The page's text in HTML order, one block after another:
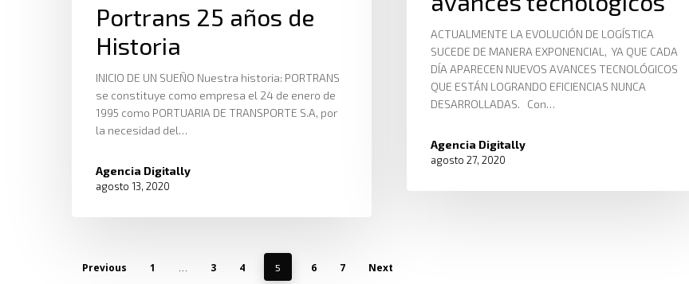
ACTUALMENTE LA EVOLUCIÓN DE LOGÍSTICA
SUCEDE DE MANERA EXPONENCIAL, YA QUE CADA
DÍA APARECEN NUEVOS AVANCES TECNOLÓGICOS
QUE ESTÁN LOGRANDO EFICIENCIAS NUNCA
DESARROLLADAS. Con…
Agencia Digitally
agosto 27, 2020
Portrans 25 años de
Historia
INICIO DE UN SUEÑO Nuestra historia: PORTRANS
se constituye como empresa el 24 de enero de
1995 como PORTUARIA DE TRANSPORTE S.A, por
la necesidad del…
Agencia Digitally
agosto 13, 2020
Previous 1 3 4 5 6 7 Next